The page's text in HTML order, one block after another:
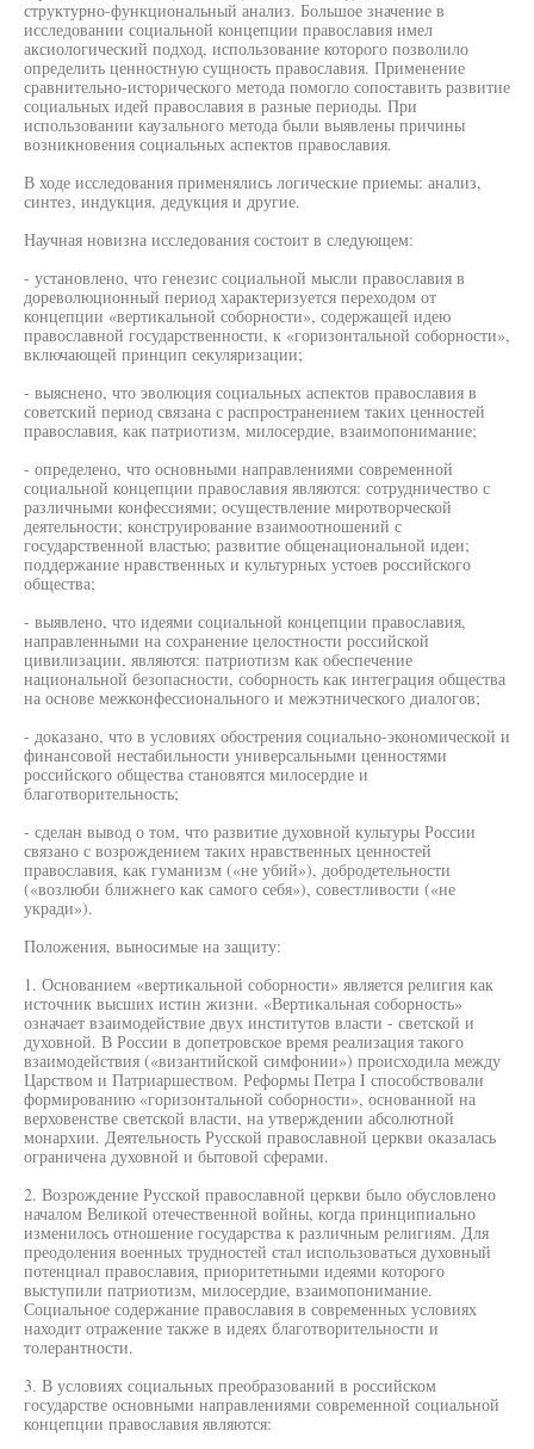
структурно-функциональный анализ. Большое значение в
исследовании социальной концепции православия имел
аксиологический подход, использование которого позволило
определить ценностную сущность православия. Применение
сравнительно-исторического метода помогло сопоставить развитие
социальных идей православия в разные периоды. При
использовании каузального метода были выявлены причины
возникновения социальных аспектов православия.
В ходе исследования применялись логические приемы: анализ,
синтез, индукция, дедукция и другие.
Научная новизна исследования состоит в следующем:
- установлено, что генезис социальной мысли православия в
дореволюционный период характеризуется переходом от
концепции «вертикальной соборности», содержащей идею
православной государственности, к «горизонтальной соборности»,
включающей принцип секуляризации;
- выяснено, что эволюция социальных аспектов православия в
советский период связана с распространением таких ценностей
православия, как патриотизм, милосердие, взаимопонимание;
- определено, что основными направлениями современной
социальной концепции православия являются: сотрудничество с
различными конфессиями; осуществление миротворческой
деятельности; конструирование взаимоотношений с
государственной властью; развитие общенациональной идеи;
поддержание нравственных и культурных устоев российского
общества;
- выявлено, что идеями социальной концепции православия,
направленными на сохранение целостности российской
цивилизации, являются: патриотизм как обеспечение
национальной безопасности, соборность как интеграция общества
на основе межконфессионального и межэтнического диалогов;
- доказано, что в условиях обострения социально-экономической и
финансовой нестабильности универсальными ценностями
российского общества становятся милосердие и
благотворительность;
- сделан вывод о том, что развитие духовной культуры России
связано с возрождением таких нравственных ценностей
православия, как гуманизм («не убий»), добродетельности
(«возлюби ближнего как самого себя»), совестливости («не
укради»).
Положения, выносимые на защиту:
1. Основанием «вертикальной соборности» является религия как
источник высших истин жизни. «Вертикальная соборность»
означает взаимодействие двух институтов власти - светской и
духовной. В России в допетровское время реализация такого
взаимодействия («византийской симфонии») происходила между
Царством и Патриаршеством. Реформы Петра I способствовали
формированию «горизонтальной соборности», основанной на
верховенстве светской власти, на утверждении абсолютной
монархии. Деятельность Русской православной церкви оказалась
ограничена духовной и бытовой сферами.
2. Возрождение Русской православной церкви было обусловлено
началом Великой отечественной войны, когда принципиально
изменилось отношение государства к различным религиям. Для
преодоления военных трудностей стал использоваться духовный
потенциал православия, приоритетными идеями которого
выступили патриотизм, милосердие, взаимопонимание.
Социальное содержание православия в современных условиях
находит отражение также в идеях благотворительности и
толерантности.
3. В условиях социальных преобразований в российском
государстве основными направлениями современной социальной
концепции православия являются: